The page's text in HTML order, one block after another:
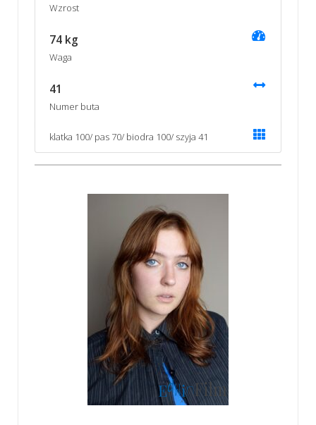
Wzrost
74 kg
Waga
41
Numer buta
klatka 100/ pas 70/ biodra 100/ szyja 41